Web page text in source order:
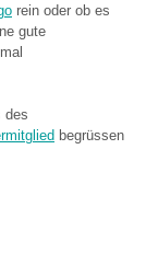
rein oder ob es
gute
des
begrüssen